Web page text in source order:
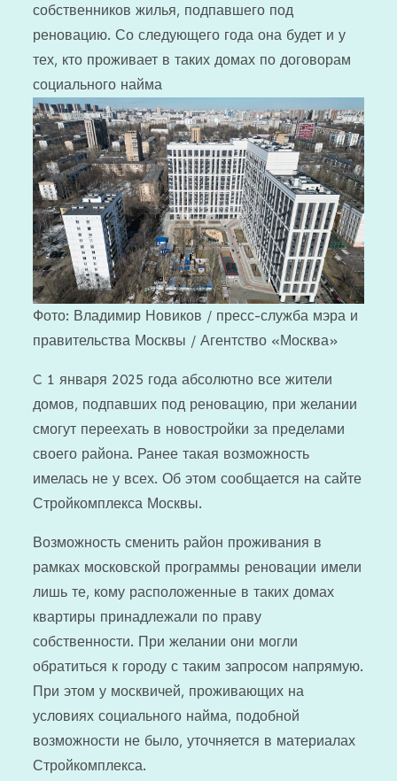
собственников жилья, подпавшего под
реновацию. Со следующего года она будет и у
тех, кто проживает в таких домах по договорам
социального найма
Фото: Владимир Новиков / пресс-служба мэра и
правительства Москвы / Агентство «Москва»
C 1 января 2025 года абсолютно все жители
домов, подпавших под реновацию, при желании
смогут переехать в новостройки за пределами
своего района. Ранее такая возможность
имелась не у всех. Об этом сообщается на сайте
Стройкомплекса Москвы.
Возможность сменить район проживания в
рамках московской программы реновации имели
лишь те, кому расположенные в таких домах
квартиры принадлежали по праву
собственности. При желании они могли
обратиться к городу с таким запросом напрямую.
При этом у москвичей, проживающих на
условиях социального найма, подобной
возможности не было, уточняется в материалах
Стройкомплекса.